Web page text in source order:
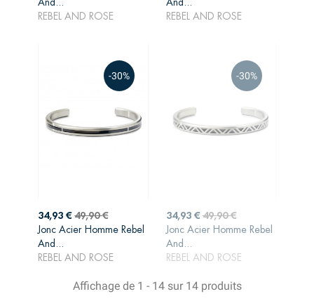
REBEL AND ROSE
REBEL AND ROSE
Prix
34,93 €Prix
de
49,90 €
-30%
Jonc Acier Homme Rebel
And...
REBEL AND ROSE
AJOUTER AU
Prix
34,93 €Prix
de
49,90 €
-30%
Jonc Acier Homme Rebel
And...
REBEL AND ROSE
AJOUTER AU
Affichage de 1 - 14 sur 14 produits